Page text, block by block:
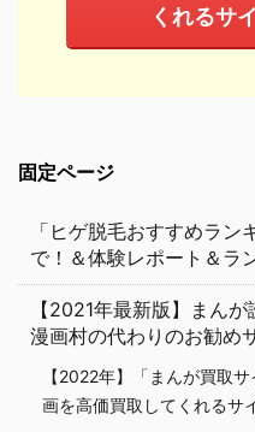
くれるサ
固定ページ
「ヒゲ脱毛おすすめラ
で！＆体験レポート＆ラ
【2021年最新版】まん
漫画村の代わりのお勧め
【2022年】「まんが買取
画を高価買取してくれるサ